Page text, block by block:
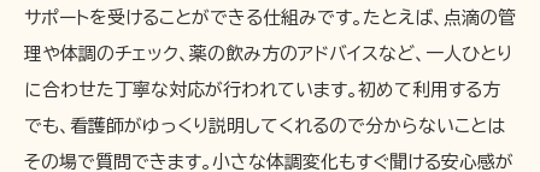
サポートを受けることができる仕組みです。たとえば、点滴の管
理や体調のチェック、薬の飲み方のアドバイスなど、一人ひとり
に合わせた丁寧な対応が行われています。初めて利用する方
でも、看護師がゆっくり説明してくれるので分からないことは
その場で質問できます。小さな体調変化もすぐ聞ける安心感が